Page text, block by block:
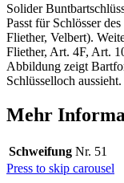
Solider
Passt für Schlösser
Fliether, Velbert).
Fliether, Art. 4F, Art.
Abbildung zeigt
Schlüsselloch aussieht.
Mehr
Schweifung Nr. 51
Press to skip carousel